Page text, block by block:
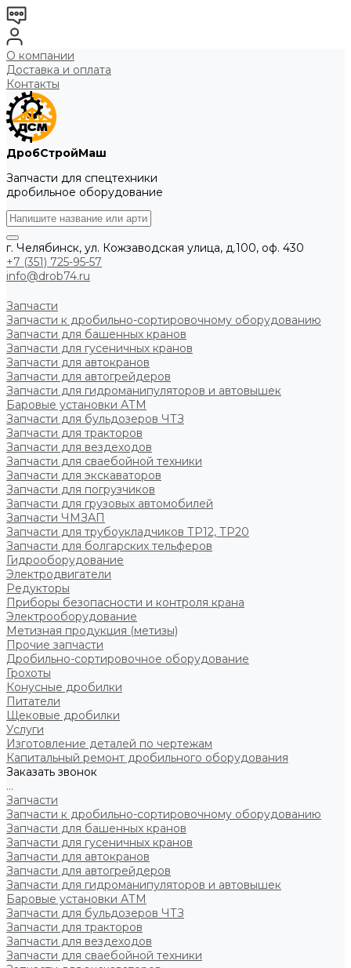
О компании
Доставка и оплата
Контакты
ДробСтройМаш
Запчасти для спецтехники
дробильное оборудование
г. Челябинск, ул. Кожзаводская улица, д.100, оф. 430
+7 (351) 725-95-57
info@drob74.ru
Запчасти
Запчасти к дробильно-сортировочному оборудованию
Запчасти для башенных кранов
Запчасти для гусеничных кранов
Запчасти для автокранов
Запчасти для автогрейдеров
Запчасти для гидроманипуляторов и автовышек
Баровые установки АТМ
Запчасти для бульдозеров ЧТЗ
Запчасти для тракторов
Запчасти для вездеходов
Запчасти для сваебойной техники
Запчасти для экскаваторов
Запчасти для погрузчиков
Запчасти для грузовых автомобилей
Запчасти ЧМЗАП
Запчасти для трубоукладчиков ТР12, ТР20
Запчасти для болгарских тельферов
Гидрооборудование
Электродвигатели
Редукторы
Приборы безопасности и контроля крана
Электрооборудование
Метизная продукция (метизы)
Прочие запчасти
Дробильно-сортировочное оборудование
Грохоты
Конусные дробилки
Питатели
Щековые дробилки
Услуги
Изготовление деталей по чертежам
Капитальный ремонт дробильного оборудования
Заказать звонок
...
Запчасти
Запчасти к дробильно-сортировочному оборудованию
Запчасти для башенных кранов
Запчасти для гусеничных кранов
Запчасти для автокранов
Запчасти для автогрейдеров
Запчасти для гидроманипуляторов и автовышек
Баровые установки АТМ
Запчасти для бульдозеров ЧТЗ
Запчасти для тракторов
Запчасти для вездеходов
Запчасти для сваебойной техники